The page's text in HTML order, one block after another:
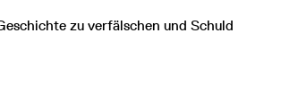
zu verfälschen und Schuld